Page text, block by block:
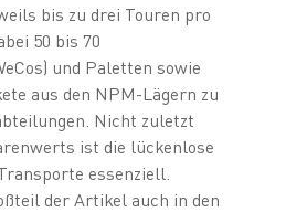
bis zu drei Touren pro
50 bis 70
und Paletten sowie
aus den NPM-Lägern zu
Nicht zuletzt
ist die lückenlose
essenziell.
der Artikel auch in den